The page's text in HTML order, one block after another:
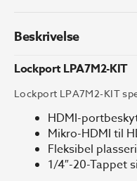
Beskrivelse
Lockport LPA7M2-KIT
Lockport LPA7M2-KIT
HDMI-
Mikro-HDMI til
Fleksibel
1/4″-20-Tappet